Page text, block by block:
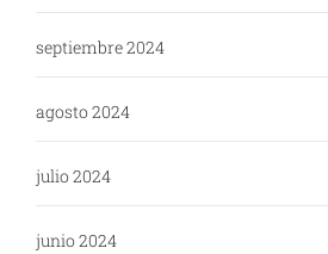
septiembre 2024
agosto 2024
julio 2024
junio 2024